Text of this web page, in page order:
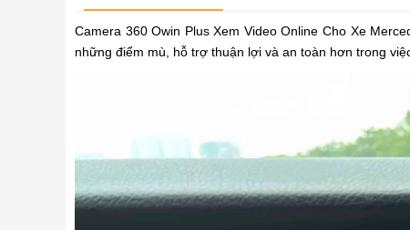
Camera 360 Owin Plus Xem Video Online Cho Xe
những điểm mù, hỗ trợ thuận lợi và an toàn hơn trong